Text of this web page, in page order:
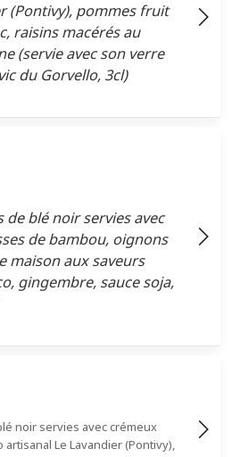
(Pontivy), pommes fruit
raisins macérés au
(servie avec son verre
du Gorvello, 3cl)
de blé noir servies avec
de bambou, oignons
maison aux saveurs
gingembre, sauce soja,
noir servies avec crémeux
Le Lavandier (Pontivy),